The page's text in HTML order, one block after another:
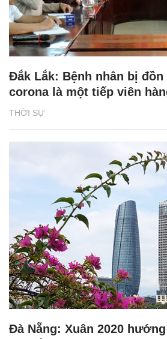
THỜI SỰ
Đắk Lắk: Bệnh nhân bị
corona là một tiếp viên
Đà Nẵng: Xuân 2020